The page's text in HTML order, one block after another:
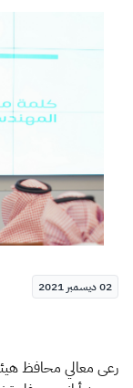
02 ديسمبر 2021
رعى معالي محافظ